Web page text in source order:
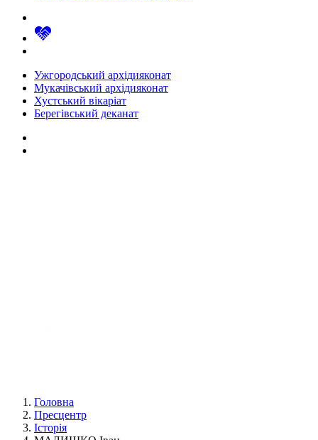
Ужгородський архідияконат
Мукачівський архідияконат
Хустський вікаріат
Берегівський деканат
Головна
Пресцентр
Історія